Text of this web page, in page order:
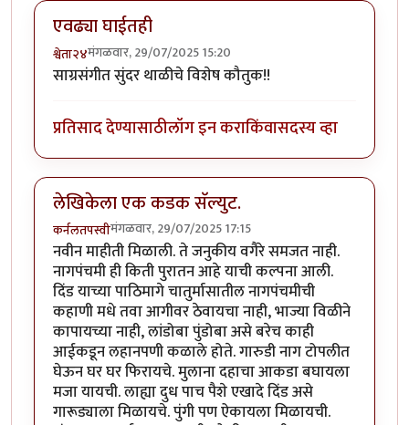
एवढ्या घाईतही
श्वेता२४मंगळवार, 29/07/2025 15:20
साग्रसंगीत सुंदर थाळीचे विशेष कौतुक!!
प्रतिसाद देण्यासाठीलॉग इन कराकिंवासदस्य व्हा
लेखिकेला एक कडक सॅल्युट.
कर्नलतपस्वीमंगळवार, 29/07/2025 17:15
नवीन माहीती मिळाली. ते जनुकीय वगैरे समजत नाही.
नागपंचमी ही किती पुरातन आहे याची कल्पना आली.
दिंड याच्या पाठिमागे चातुर्मासातील नागपंचमीची
कहाणी मधे तवा आगीवर ठेवायचा नाही, भाज्या विळीने
कापायच्या नाही, लांडोबा पुंडोबा असे बरेच काही
आईकडून लहानपणी कळाले होते. गारुडी नाग टोपलीत
घेऊन घर घर फिरायचे. मुलाना दहाचा आकडा बघायला
मजा यायची. लाह्या दुध पाच पैशे एखादे दिंड असे
गारूड्याला मिळायचे. पुंगी पण ऐकायला मिळायची.